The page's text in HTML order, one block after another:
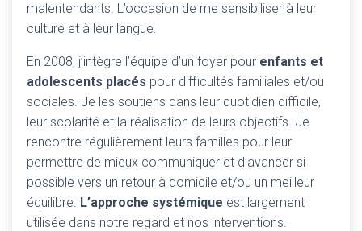
malentendants. L’occasion de me sensibiliser à leur
culture et à leur langue.
En 2008, j’intègre l’équipe d’un foyer pour enfants et
adolescents placés pour difficultés familiales et/ou
sociales. Je les soutiens dans leur quotidien difficile,
leur scolarité et la réalisation de leurs objectifs. Je
rencontre régulièrement leurs familles pour leur
permettre de mieux communiquer et d’avancer si
possible vers un retour à domicile et/ou un meilleur
équilibre. L’approche systémique est largement
utilisée dans notre regard et nos interventions.